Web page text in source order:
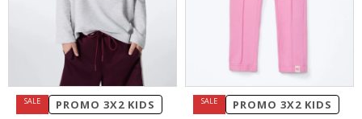
PROMO 3X2 KIDS PROMO 3X2 KIDS